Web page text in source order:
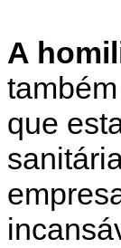
A
que